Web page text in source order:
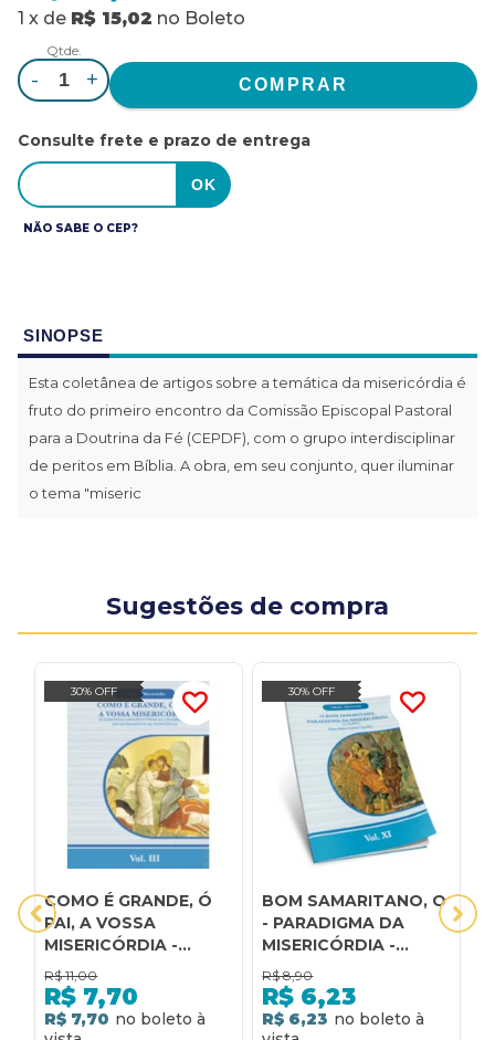
1 x de R$ 15,02 no Boleto
Qtde.
- +
Consulte frete e prazo de entrega
NÃO SABE O CEP?
SINOPSE
Esta coletânea de artigos sobre a temática da misericórdia é
fruto do primeiro encontro da Comissão Episcopal Pastoral
para a Doutrina da Fé (CEPDF), com o grupo interdisciplinar
de peritos em Bíblia. A obra, em seu conjunto, quer iluminar
o tema "miseric
Sugestões de compra
30% OFF
COMO É GRANDE, Ó
PAI, A VOSSA
MISERICÓRDIA -
COLEÇÃO
MISERICÓRDIA - VOL.
3
R$ 11,00
R$ 7,70
R$ 7,70
30% OFF
BOM SAMARITANO, O
- PARADIGMA DA
MISERICÓRDIA -
MISERICÓRDIA VOL. 11
R$ 8,90
R$ 6,23
R$ 6,23